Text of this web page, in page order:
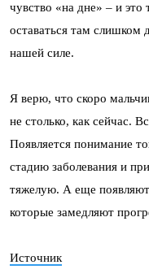
чувство «на дне» – и
оставаться там слишком
нашей силе.
Я верю, что скоро
не столько, как сейчас.
Появляется понимание
стадию заболевания и
тяжелую. А еще
которые замедляют
Источник